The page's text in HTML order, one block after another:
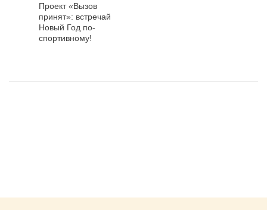
Проект «Вызов
принят»: встречай
Новый Год по-
спортивному!